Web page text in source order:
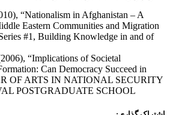
“Nationalism in Afghanistan – A
Eastern Communities and Migration
#1, Building Knowledge in and of
“Implications of Societal
Can Democracy Succeed in
OF ARTS IN NATIONAL SECURITY
POSTGRADUATE SCHOOL